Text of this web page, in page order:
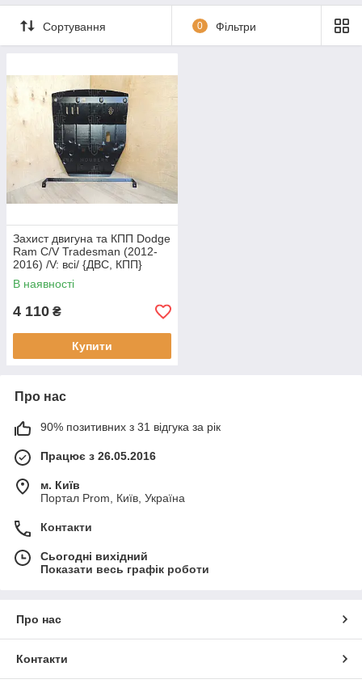
Сортування 0 Фільтри
Захист двигуна та КПП Dodge
Ram C/V Tradesman (2012-
2016) /V: всі/ {ДВС, КПП}
В наявності
4 110 ₴
Купити
Про нас
90% позитивних з 31 відгука за рік
Працює з 26.05.2016
м. Київ
Портал Prom, Київ, Україна
Контакти
Сьогодні вихідний
Показати весь графік роботи
Про нас
Контакти